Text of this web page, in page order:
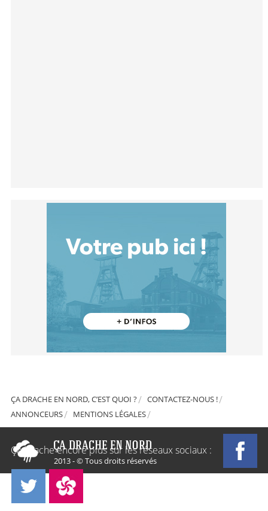
ÇA DRACHE EN NORD, C’EST QUOI ?
CONTACTEZ-NOUS !
ANNONCEURS
MENTIONS LÉGALES
2013 - © Tous droits réservés
Ça Drache encore plus sur les réseaux sociaux :